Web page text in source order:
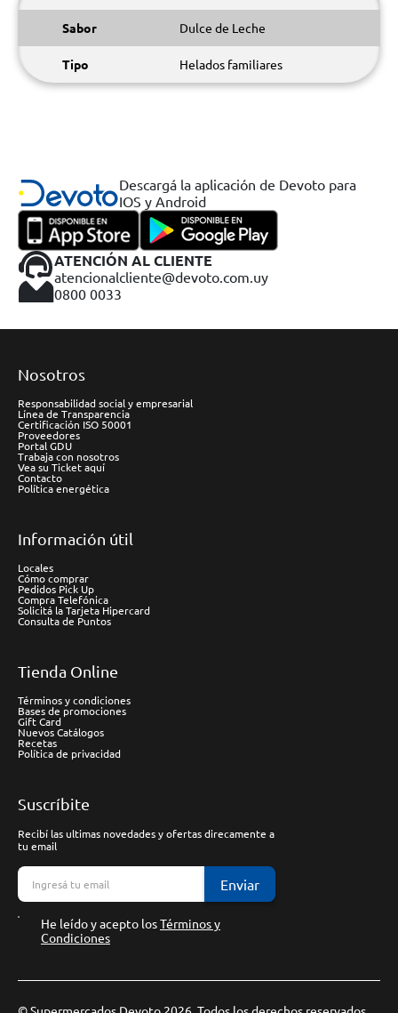
Sabor Dulce de Leche
Tipo Helados familiares
Descargá la aplicación de Devoto para
IOS y Android
ATENCIÓN AL CLIENTE
atencionalcliente@devoto.com.uy
0800 0033
Nosotros
Responsabilidad social y empresarial
Línea de Transparencia
Certificación ISO 50001
Proveedores
Portal GDU
Trabaja con nosotros
Vea su Ticket aquí
Contacto
Política energética
Información útil
Locales
Cómo comprar
Pedidos Pick Up
Compra Telefónica
Solicitá la Tarjeta Hipercard
Consulta de Puntos
Tienda Online
Términos y condiciones
Bases de promociones
Gift Card
Nuevos Catálogos
Recetas
Política de privacidad
Suscríbite
Recibí las ultimas novedades y ofertas direcamente a
tu email
Enviar
He leído y acepto losTérminos y
Condiciones